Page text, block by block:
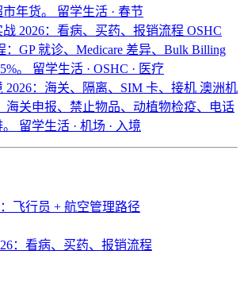
年货。 留学生活 · 春节
2026：看病、买药、报销流程 OSHC
：GP 就诊、Medicare 差异、Bulk Billing
。 留学生活 · OSHC · 医疗
2026：海关、隔离、SIM 卡、接机 澳洲机
海关申报、禁止物品、动植物检疫、电话
留学生活 · 机场 · 入境
飞行员 + 航空管理路径
：看病、买药、报销流程